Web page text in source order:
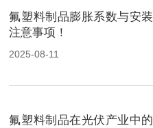
氟塑料制品膨胀系数与安装
注意事项！
2025-08-11
氟塑料制品在光伏产业中的